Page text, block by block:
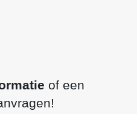
of een